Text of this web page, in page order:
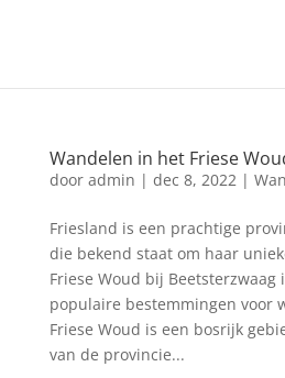
Wandelen in het Friese
door admin | dec 8, 2022|
Friesland is een prachtige
die bekend staat om haar
Friese Woud bij Beetsterzwaag
populaire bestemmingen voor
Friese Woud is een bosrijk
van de provincie...